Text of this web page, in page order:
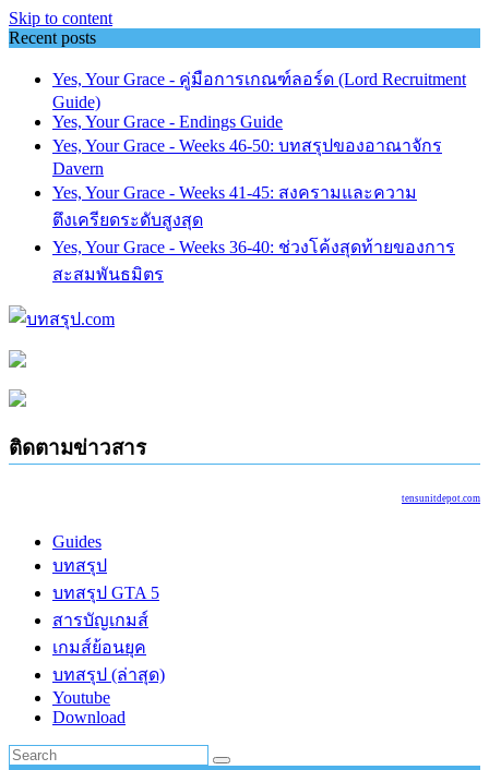
Skip to content
Recent posts
Yes, Your Grace - คู่มือการเกณฑ์ลอร์ด (Lord Recruitment
Guide)
Yes, Your Grace - Endings Guide
Yes, Your Grace - Weeks 46-50: บทสรุปของอาณาจักร
Davern
Yes, Your Grace - Weeks 41-45: สงครามและความ
ตึงเครียดระดับสูงสุด
Yes, Your Grace - Weeks 36-40: ช่วงโค้งสุดท้ายของการ
สะสมพันธมิตร
ติดตามข่าวสาร
tensunitdepot.com
Guides
บทสรุป
บทสรุป GTA 5
สารบัญเกมส์
เกมส์ย้อนยุค
บทสรุป (ล่าสุด)
Youtube
Download